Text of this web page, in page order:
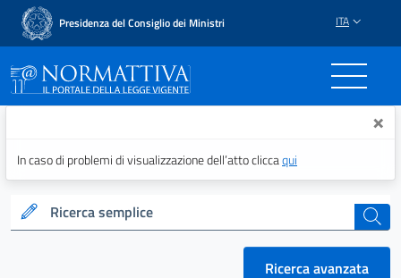
Presidenza del Consiglio dei Ministri ITA
Normattiva - Il portale ×
In caso di problemi di visualizzazione dell’atto cliccaqui
Ricerca semplice cerca
Ricerca avanzata